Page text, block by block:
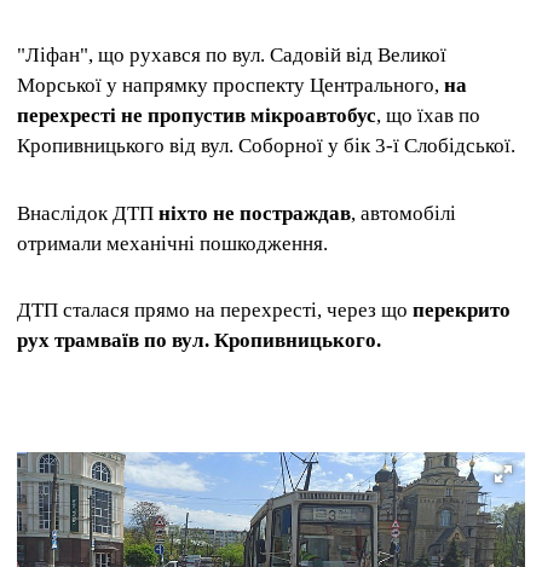
"Ліфан", що рухався по вул. Садовій від Великої
Морської у напрямку проспекту Центрального, на
перехресті не пропустив мікроавтобус, що їхав по
Кропивницького від вул. Соборної у бік 3-ї Слобідської.
Внаслідок ДТП ніхто не постраждав, автомобілі
отримали механічні пошкодження.
ДТП сталася прямо на перехресті, через що перекрито
рух трамваїв по вул. Кропивницького.